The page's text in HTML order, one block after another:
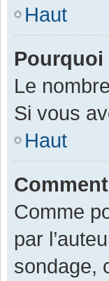
Haut
Pourquoi
Le
Si vous
Haut
Comme
par
sondage,